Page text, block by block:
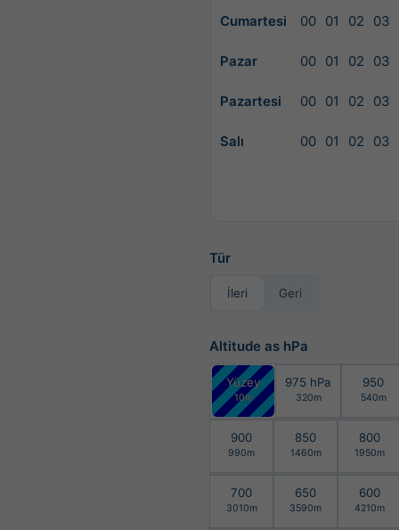
Cumartesi 00 01 02 03
Pazar 00 01 02 03
Pazartesi 00 01 02 03
Salı 00 01 02 03
Tür
İleri Geri
Altitude as hPa
Yüzey
10m
975 hPa
320m
950
540m
900
990m
850
1460m
800
1950m
700
3010m
650
3590m
600
4210m